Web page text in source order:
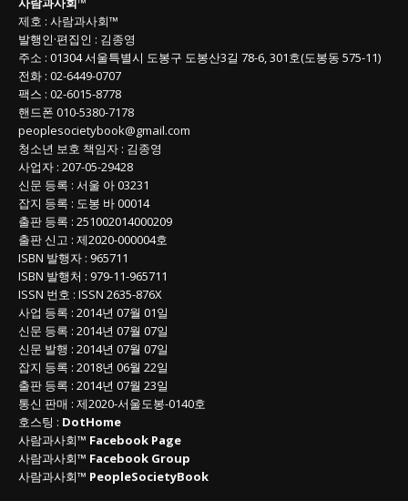
목
록
제호 : 사람과사회™
발행인·편집인 : 김종영
주소 : 01304서울특별시 도봉구 도봉산3길 78-6, 301호(도봉동 575-11)
전화 : 02-6449-0707
팩스 : 02-6015-8778
핸드폰 010-5380-7178
peoplesocietybook@gmail.com
청소년 보호 책임자 : 김종영
사업자 : 207-05-29428
신문 등록 : 서울 아 03231
잡지 등록 : 도봉 바 00014
출판 등록 : 251002014000209
출판 신고 : 제2020-000004호
ISBN 발행자 : 965711
ISBN 발행처 : 979-11-965711
ISSN 번호 : ISSN 2635-876X
사업 등록 : 2014년 07월 01일
신문 등록 : 2014년 07월 07일
신문 발행 : 2014년 07월 07일
잡지 등록 : 2018년 06월 22일
출판 등록 : 2014년 07월 23일
통신 판매 : 제2020-서울도봉-0140호
호스팅 : DotHome
사람과사회™ Facebook Page
사람과사회™ Facebook Group
사람과사회™ PeopleSocietyBook